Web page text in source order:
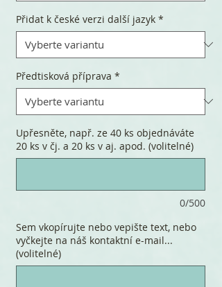
Přidat k české verzi další jazyk *
Předtisková příprava *
Upřesněte, např. ze 40 ks objednáváte
20 ks v čj. a 20 ks v aj. apod. (volitelné)
0/500
Sem vkopírujte nebo vepište text, nebo
vyčkejte na náš kontaktní e-mail...
(volitelné)